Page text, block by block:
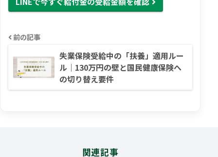
前の記事
失業保険受給中の「扶養」適用ルー
ル｜130万円の壁と国民健康保険へ
の切り替え要件
関連記事